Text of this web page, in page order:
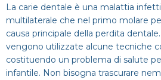
Sbiancamento dentale
La carie dentale è una malattia
multilaterale che nel primo molare
causa principale della perdita
vengono utilizzate alcune tecniche
costituendo un problema di salute
infantile. Non bisogna trascurare